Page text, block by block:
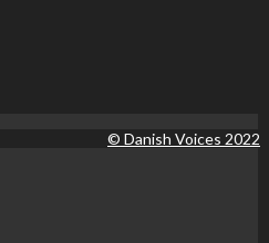
© Danish Voices 2022